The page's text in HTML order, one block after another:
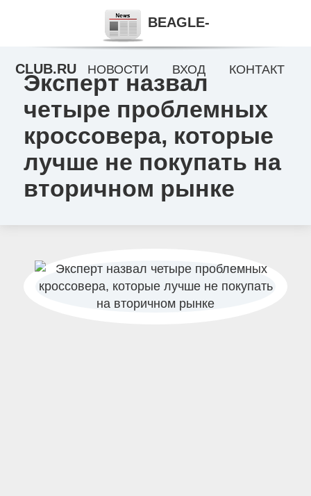
Эксперт назвал
четыре проблемных
кроссовера, которые
лучше не покупать на
вторичном рынке
BEAGLE-
CLUB.RU НОВОСТИ ВХОД КОНТАКТ